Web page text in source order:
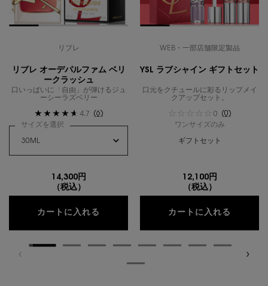
リブレ
リブレ オーデパルファム ベリ
ークラッシュ
口いっぱいに「自由」が弾けるジュ
ーシーラズベリー
4.7
(6)
サイズを選択
14,300円
（税込）
カートに入れる リブレ オーデパルファム ベリークラッ
WEB・一部店舗限定製品
YSL ラブシャイン ギフトセット
口元をクチュールに彩るリップメイ
クアップセット。
0
(0)
ワンサイズのみ
ギフトセット
12,100円
（税込）
カートに入れる